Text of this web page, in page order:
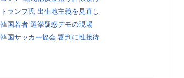
トランプ氏 出生地主義を見直し
韓国若者 選挙疑惑デモの現場
韓国サッカー協会 審判に性接待